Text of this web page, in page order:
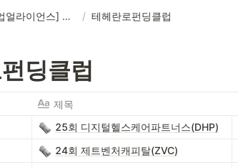
[스타트업얼라이언스] 테헤란로펀딩클럽 / 테헤란로펀딩클럽
딩클럽
제목
25회 디지털헬스케어파트너스(DHP)
24회 제트벤처캐피탈(ZVC)